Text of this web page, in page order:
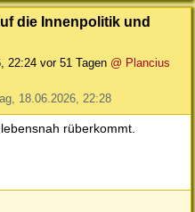
die Innenpolitik und
22:24 vor 51 Tagen @ Plancius
18.06.2026, 22:28
rüberkommt.